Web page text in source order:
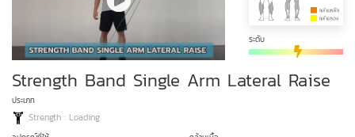
ระดับ
Strength Band Single Arm Lateral Raise
ประเภท
Strength : Loading